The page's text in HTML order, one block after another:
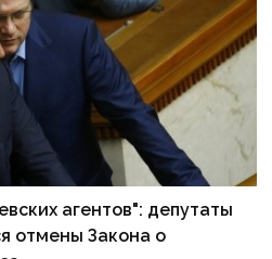
агентов": депутаты
отмены Закона о